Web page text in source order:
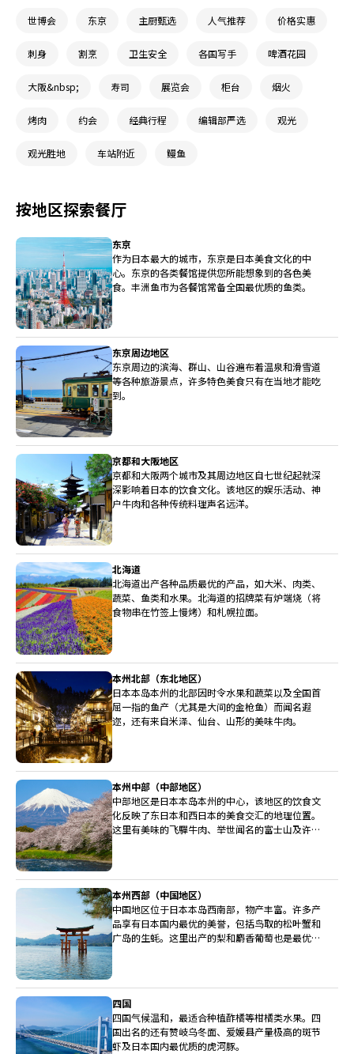
世博会 东京 主厨甄选 人气推荐 价格实惠
刺身 割烹 卫生安全 各国写手 啤酒花园
大阪&nbsp; 寿司 展览会 柜台 烟火
烤肉 约会 经典行程 编辑部严选 观光
观光胜地 车站附近 鳗鱼
按地区探索餐厅
东京
作为日本最大的城市，东京是日本美食文化的中
心。东京的各类餐馆提供您所能想象到的各色美
食。丰洲鱼市为各餐馆常备全国最优质的鱼类。
东京周边地区
东京周边的滨海、群山、山谷遍布着温泉和滑雪道
等各种旅游景点，许多特色美食只有在当地才能吃
到。
京都和大阪地区
京都和大阪两个城市及其周边地区自七世纪起就深
深影响着日本的饮食文化。该地区的娱乐活动、神
户牛肉和各种传统料理声名远洋。
北海道
北海道出产各种品质最优的产品，如大米、肉类、
蔬菜、鱼类和水果。北海道的招牌菜有炉端烧（将
食物串在竹签上慢烤）和札幌拉面。
本州北部（东北地区）
日本本岛本州的北部因时令水果和蔬菜以及全国首
屈一指的鱼产（尤其是大间的金枪鱼）而闻名遐
迩，还有来自米泽、仙台、山形的美味牛肉。
本州中部（中部地区）
中部地区是日本本岛本州的中心，该地区的饮食文
化反映了东日本和西日本的美食交汇的地理位置。
这里有美味的飞驒牛肉、举世闻名的富士山及许多
本州西部（中国地区）
中国地区位于日本本岛西南部，物产丰富。许多产
品享有日本国内最优的美誉，包括鸟取的松叶蟹和
广岛的生蚝。这里出产的梨和麝香葡萄也是最优等
四国
四国气候温和，最适合种植酢橘等柑橘类水果。四
国出名的还有赞岐乌冬面、爱媛县产量极高的斑节
虾及日本国内最优质的虎河豚。